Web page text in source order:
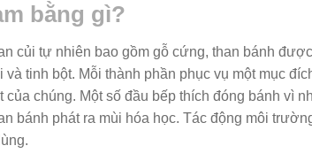
bằng gì?
củi tự nhiên bao gồm gỗ cứng, than bánh
và tinh bột. Mỗi thành phần phục vụ một mục
của chúng. Một số đầu bếp thích đóng bánh vì
bánh phát ra mùi hóa học. Tác động môi